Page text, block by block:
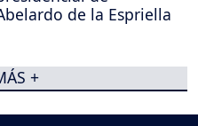
de la Espriella
+